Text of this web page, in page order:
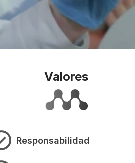
Valores
Responsabilidad